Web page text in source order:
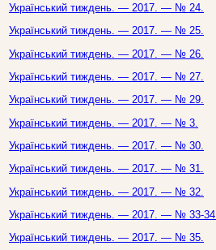
Український тиждень. — 2017. — № 24.
Український тиждень. — 2017. — № 25.
Український тиждень. — 2017. — № 26.
Український тиждень. — 2017. — № 27.
Український тиждень. — 2017. — № 29.
Український тиждень. — 2017. — № 3.
Український тиждень. — 2017. — № 30.
Український тиждень. — 2017. — № 31.
Український тиждень. — 2017. — № 32.
Український тиждень. — 2017. — № 33-34.
Український тиждень. — 2017. — № 35.